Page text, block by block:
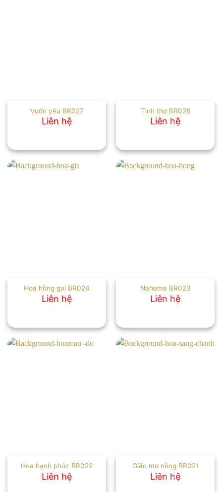
Vườn yêu BR027
Liên hệ
Tình thơ BR026
Liên hệ
Hoa hồng gai BR024
Liên hệ
Nahema BR023
Liên hệ
Hoa hạnh phúc BR022
Liên hệ
Giấc mơ nồng BR021
Liên hệ